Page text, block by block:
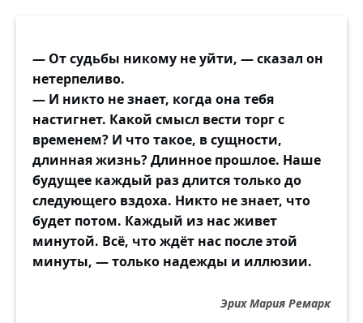
— От судьбы никому не уйти, — сказал он
нетерпеливо.
— И никто не знает, когда она тебя
настигнет. Какой смысл вести торг с
временем? И что такое, в сущности,
длинная жизнь? Длинное прошлое. Наше
будущее каждый раз длится только до
следующего вздоха. Никто не знает, что
будет потом. Каждый из нас живет
минутой. Всё, что ждёт нас после этой
минуты, — только надежды и иллюзии.
Эрих Мария Ремарк